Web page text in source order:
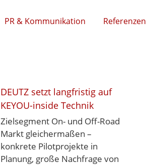
PR & Kommunikation Referenzen
DEUTZ setzt langfristig auf
KEYOU-inside Technik
Zielsegment On- und Off-Road
Markt gleichermaßen –
konkrete Pilotprojekte in
Planung, große Nachfrage von